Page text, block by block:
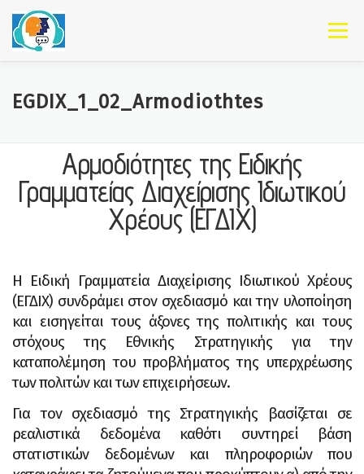
Skip to content
Menu
EGDIX_1_02_Armodiothtes
Αρμοδιότητες της Ειδικής
Γραμματείας Διαχείρισης Ιδιωτικού
Χρέους (ΕΓΔΙΧ)
Η Ειδική Γραμματεία Διαχείρισης Ιδιωτικού Χρέους
(ΕΓΔΙΧ) συνδράμει στον σχεδιασμό και την υλοποίηση
και εισηγείται τους άξονες της πολιτικής και τους
στόχους της Εθνικής Στρατηγικής για την
καταπολέμηση του προβλήματος της υπερχρέωσης
των πολιτών και των επιχειρήσεων.
Για τον σχεδιασμό της Στρατηγικής βασίζεται σε
ρεαλιστικά δεδομένα καθότι συντηρεί βάση
στατιστικών δεδομένων και πληροφοριών που